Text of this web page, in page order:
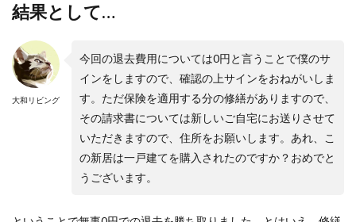
結果として…
大和リビング
今回の退去費用については0円と言うことで僕のサ
インをしますので、確認の上サインをおねがいしま
す。ただ保険を適用する分の修繕がありますので、
その請求書については新しいご自宅にお送りさせて
いただきますので、住所をお願いします。あれ、こ
の新居は一戸建てを購入されたのですか？おめでと
うございます。